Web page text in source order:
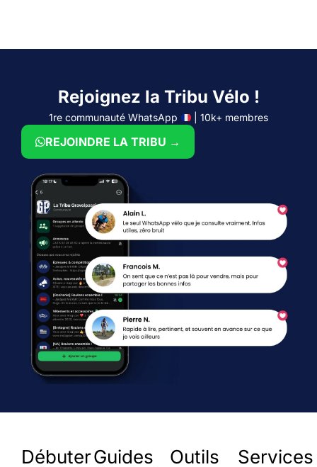
Rejoignez la Tribu Vélo !
1re communauté WhatsApp | 10k+ membres
REJOINDRE LA TRIBU →
DébuterGuides
Outils Services